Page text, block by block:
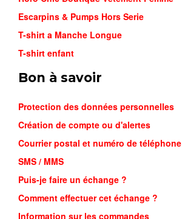
BOOTS CH...
24,800FCFA
Escarpins & Pumps Hors Serie
T-shirt a Manche Longue
T-shirt enfant
Bon à savoir
Protection des données personnelles
Création de compte ou d'alertes
Courrier postal et numéro de téléphone
SMS / MMS
Puis-je faire un échange ?
Comment effectuer cet échange ?
Information sur les commandes